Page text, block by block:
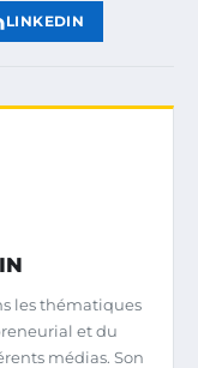
LINKEDIN
les thématiques
et du
médias. Son